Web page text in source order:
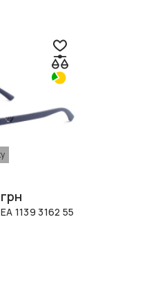
1139 3162 55